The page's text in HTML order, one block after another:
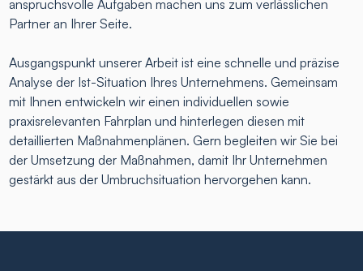
anspruchsvolle Aufgaben machen uns zum verlässlichen
Partner an Ihrer Seite.
Ausgangspunkt unserer Arbeit ist eine schnelle und präzise
Analyse der Ist-Situation Ihres Unternehmens. Gemeinsam
mit Ihnen entwickeln wir einen individuellen sowie
praxisrelevanten Fahrplan und hinterlegen diesen mit
detaillierten Maßnahmenplänen. Gern begleiten wir Sie bei
der Umsetzung der Maßnahmen, damit Ihr Unternehmen
gestärkt aus der Umbruchsituation hervorgehen kann.